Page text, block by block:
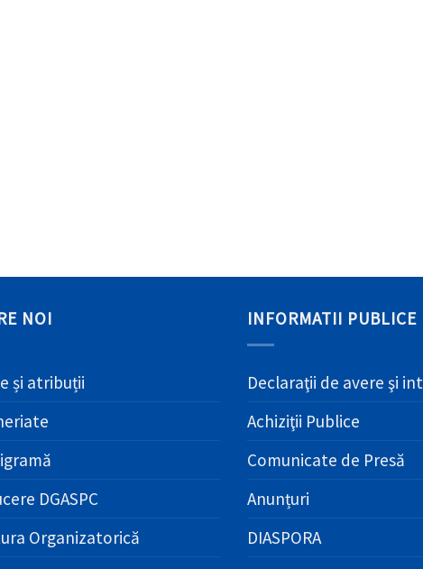
NOI
și atribuții
DGASPC
Organizatorică
INFORMATII PUBLICE
Declaraţii de avere şi
Achiziţii Publice
Comunicate de Presă
Anunțuri
DIASPORA